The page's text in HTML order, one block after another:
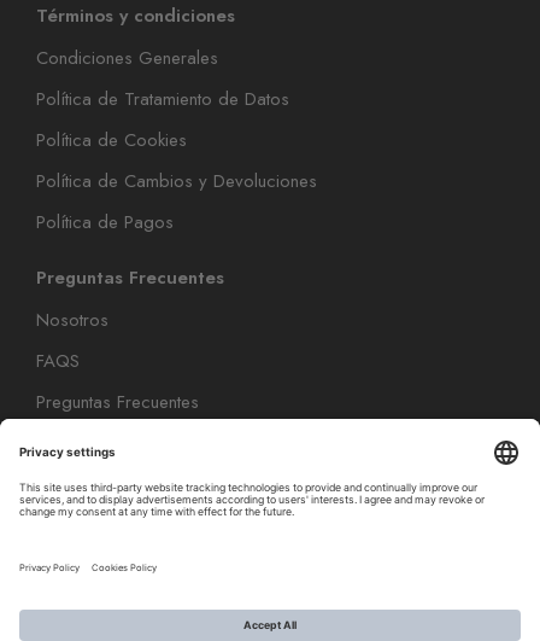
Términos y condiciones
Condiciones Generales
Política de Tratamiento de Datos
Política de Cookies
Política de Cambios y Devoluciones
Política de Pagos
Preguntas Frecuentes
Nosotros
FAQS
Preguntas Frecuentes
Contáctenos
Productos
Cuidado Capilar